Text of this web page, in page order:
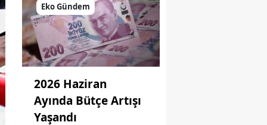
Eko Gündem
2026 Haziran
Ayında Bütçe Artışı
Yaşandı